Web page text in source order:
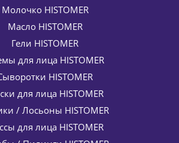
крем для тела HISIRIS Total Repair
(Хистомер) 250 мл
руб. /шт 8 050руб.
% Экономия1 208руб.
Молочко HISTOMER
Масло HISTOMER
Гели HISTOMER
для лица HISTOMER
HISTOMER
для лица HISTOMER
/ Лосьоны HISTOMER
для лица HISTOMER